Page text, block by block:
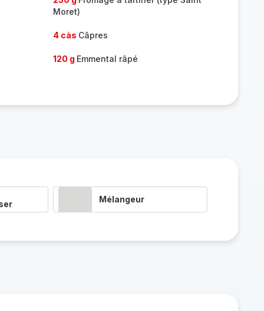
Moret)
4 càs Câpres
120 g Emmental râpé
Mélangeur